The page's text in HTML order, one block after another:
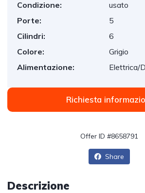
Condizione:
usato
Porte:
5
Cilindri:
6
Colore:
Grigio
Alimentazione:
Elettrica/
Richiesta
Offer ID #8658791
Share
Descrizione